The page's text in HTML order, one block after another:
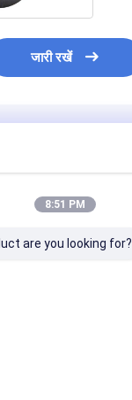
जारी रखें
8:51 PM
are you looking for?